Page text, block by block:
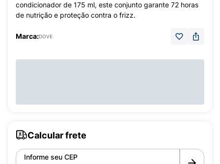
condicionador de 175 ml, este conjunto garante 72 horas
de nutrição e proteção contra o frizz.
Marca:DOVE
Calcular frete
Informe seu CEP